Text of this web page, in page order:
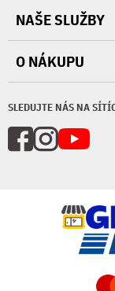
SLEDUJTE NÁS NA
NAŠE SLUŽBY
O NÁKUPU